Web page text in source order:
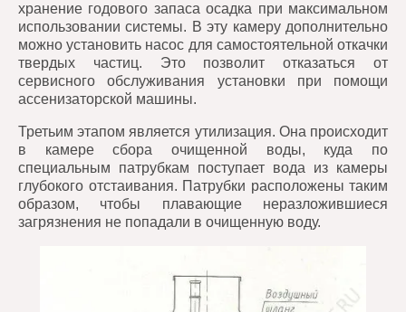
хранение годового запаса осадка при максимальном
использовании системы. В эту камеру дополнительно
можно установить насос для самостоятельной откачки
твердых частиц. Это позволит отказаться от
сервисного обслуживания установки при помощи
ассенизаторской машины.
Третьим этапом является утилизация. Она происходит
в камере сбора очищенной воды, куда по
специальным патрубкам поступает вода из камеры
глубокого отстаивания. Патрубки расположены таким
образом, чтобы плавающие неразложившиеся
загрязнения не попадали в очищенную воду.